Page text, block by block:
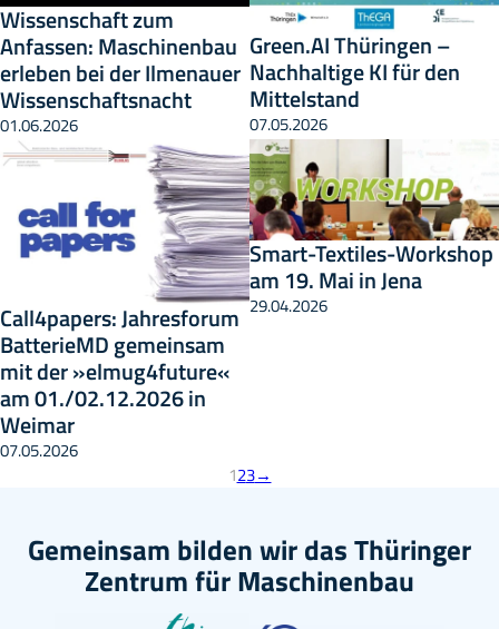
Wissenschaft zum
Anfassen: Maschinenbau
erleben bei der Ilmenauer
Wissenschaftsnacht
01.06.2026
Green.AI Thüringen –
Nachhaltige KI für den
Mittelstand
07.05.2026
Call4papers: Jahresforum
BatterieMD gemeinsam
mit der »elmug4future«
am 01./02.12.2026 in
Weimar
07.05.2026
Smart-Textiles-Workshop
am 19. Mai in Jena
29.04.2026
123→
Gemeinsam bilden wir das Thüringer
Zentrum für Maschinenbau